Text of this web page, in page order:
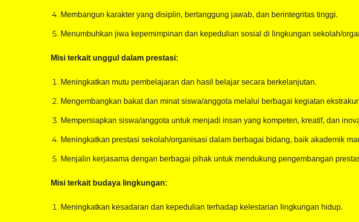
Membangun karakter yang disiplin, bertanggung jawab, dan berintegritas tinggi.
Menumbuhkan jiwa kepemimpinan dan kepedulian sosial di lingkungan sekolah/
Misi terkait unggul dalam prestasi:
Meningkatkan mutu pembelajaran dan hasil belajar secara berkelanjutan.
Mengembangkan bakat dan minat siswa/anggota melalui berbagai kegiatan
Mempersiapkan siswa/anggota untuk menjadi insan yang kompeten, kreatif, dan
Meningkatkan prestasi sekolah/organisasi dalam berbagai bidang, baik akademik
Menjalin kerjasama dengan berbagai pihak untuk mendukung pengembangan
Misi terkait budaya lingkungan:
Meningkatkan kesadaran dan kepedulian terhadap kelestarian lingkungan hidup.